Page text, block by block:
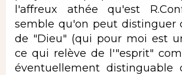
l'affreux athée qu'est
semble qu'on peut distinguer
de "Dieu" (qui pour moi est
ce qui relève de l'"esprit"
éventuellement distinguable